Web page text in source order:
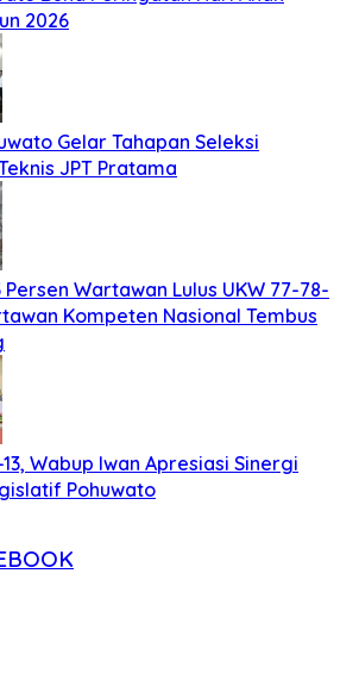
2026
Gelar Tahapan Seleksi
JPT Pratama
Persen Wartawan Lulus UKW 77-78-
Kompeten Nasional Tembus
Wabup Iwan Apresiasi Sinergi
Pohuwato